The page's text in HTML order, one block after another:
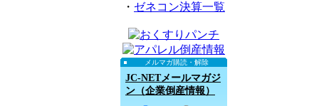
・ ゼネコン決算一覧
メルマガ購読・解除
JC-NETメールマガジ
ン（企業倒産情報）